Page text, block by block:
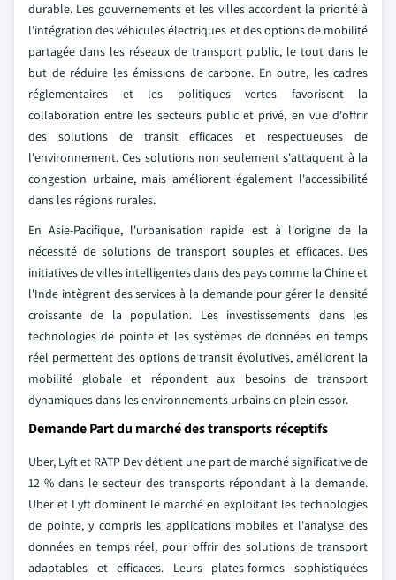
durable. Les gouvernements et les villes accordent la priorité à
l'intégration des véhicules électriques et des options de mobilité
partagée dans les réseaux de transport public, le tout dans le
but de réduire les émissions de carbone. En outre, les cadres
réglementaires et les politiques vertes favorisent la
collaboration entre les secteurs public et privé, en vue d'offrir
des solutions de transit efficaces et respectueuses de
l'environnement. Ces solutions non seulement s'attaquent à la
congestion urbaine, mais améliorent également l'accessibilité
dans les régions rurales.
En Asie-Pacifique, l'urbanisation rapide est à l'origine de la
nécessité de solutions de transport souples et efficaces. Des
initiatives de villes intelligentes dans des pays comme la Chine et
l'Inde intègrent des services à la demande pour gérer la densité
croissante de la population. Les investissements dans les
technologies de pointe et les systèmes de données en temps
réel permettent des options de transit évolutives, améliorent la
mobilité globale et répondent aux besoins de transport
dynamiques dans les environnements urbains en plein essor.
Demande Part du marché des transports réceptifs
Uber, Lyft et RATP Dev détient une part de marché significative de
12 % dans le secteur des transports répondant à la demande.
Uber et Lyft dominent le marché en exploitant les technologies
de pointe, y compris les applications mobiles et l'analyse des
données en temps réel, pour offrir des solutions de transport
adaptables et efficaces. Leurs plates-formes sophistiquées